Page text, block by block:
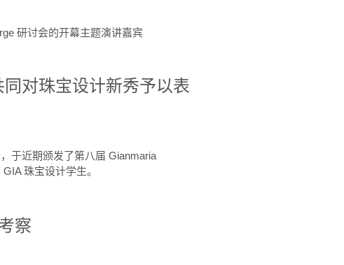
研讨会的开幕主题演讲嘉宾
同对珠宝设计新秀予以表
于近期颁发了第八届 Gianmaria
珠宝设计学生。
察